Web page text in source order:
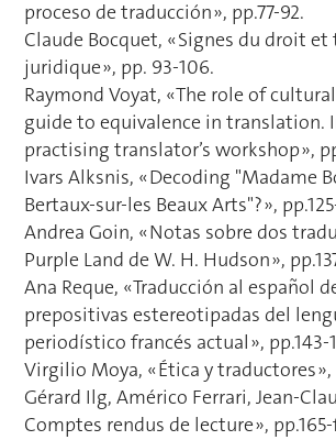
proceso de traducción », pp.77-92.
Claude Bocquet, « Signes du droit
juridique », pp. 93-106.
Raymond Voyat, « The role of
guide to equivalence in translation.
practising translator’s workshop »,
Ivars Alksnis, « Decoding "Madame
Bertaux-sur-les Beaux Arts"? »,
Andrea Goin, « Notas sobre dos
Purple Land de W. H. Hudson »,
Ana Reque, « Traducción al español
prepositivas estereotipadas del
periodístico francés actual », pp.143-
Virgilio Moya, « Ética y traductores »,
Gérard Ilg, Américo Ferrari, Jean-
Comptes rendus de lecture »,